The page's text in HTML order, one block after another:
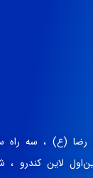
رضا (ع) ، سه
لاین کندرو ،